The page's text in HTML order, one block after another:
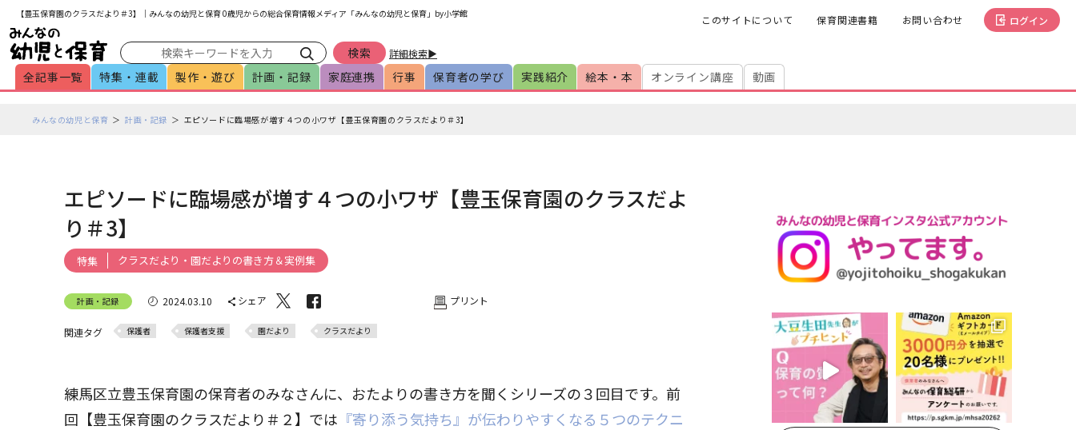
【豊玉保育園のクラスだより＃3】｜みんなの幼児と保育 0歳児からの総合保育情報メディア「みんなの幼児と保育」by小学館 このサイトについて 保育関連書籍 お問い合わせ ログイン
詳細検索▶
全記事一覧 特集・連載 製作・遊び 計画・記録 家庭連携 行事 保育者の学び 実践紹介 絵本・本 オンライン講座 動画
みんなの幼児と保育 計画・記録 エピソードに臨場感が増す４つの小ワザ【豊玉保育園のクラスだより＃3】
エピソードに臨場感が増す４つの小ワザ【豊玉保育園のクラスだよ
り＃3】
特集 クラスだより・園だよりの書き方＆実例集
計画・記録 2024.03.10 シェア プリント
関連タグ 保護者 保護者支援 園だより クラスだより
練馬区立豊玉保育園の保育者のみなさんに、おたよりの書き方を聞くシリーズの３回目です。前
回【豊玉保育園のクラスだより＃２】では 『寄り添う気持ち』が伝わりやすくなる５つのテクニ